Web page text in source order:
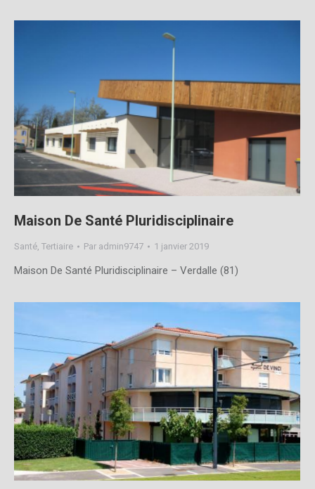
Maison De Santé Pluridisciplinaire
Santé, Tertiaire Par admin9747 1 janvier 2019
Maison De Santé Pluridisciplinaire – Verdalle (81)